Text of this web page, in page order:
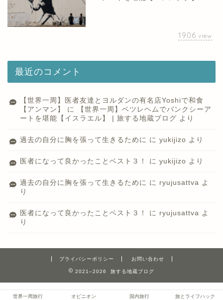
1906 view
最近のコメント
【世界一周】医者友達とヨルダンの有名店Yoshiで和食
【アンマン】
に
【世界一周】ベツレヘムでバンクシーア
ートを堪能【イスラエル】 | 旅する地蔵ブログ より
過去の自分に胸を張って生きるために に yukijizo より
医者になって良かったことベスト３！ に yukijizo より
過去の自分に胸を張って生きるために に ryujusattva よ
り
医者になって良かったことベスト３！ に ryujusattva よ
り
プライバシーポリシー お問い合わせ
2021–2026 旅する地蔵ブログ
世界一周旅行 オピニオン 国内旅行 旅とライフハック